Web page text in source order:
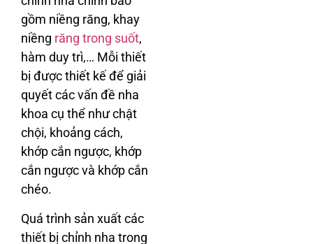
gồm niềng răng, khay
niềng răng trong suốt,
hàm duy trì,… Mỗi thiết
bị được thiết kế để giải
quyết các vấn đề nha
khoa cụ thể như chật
chội, khoảng cách,
khớp cắn ngược, khớp
cắn ngược và khớp cắn
chéo.
Quá trình sản xuất các
thiết bị chỉnh nha trong